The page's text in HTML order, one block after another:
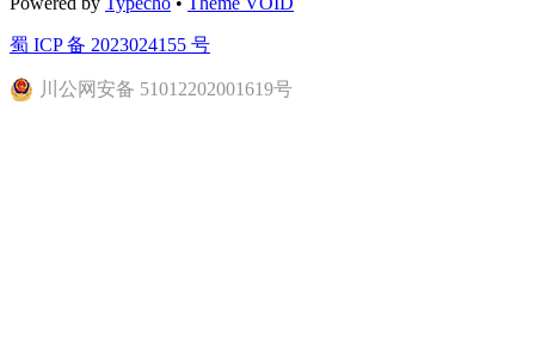
蜀 ICP 备 2023024155 号
川公网安备 51012202001619号